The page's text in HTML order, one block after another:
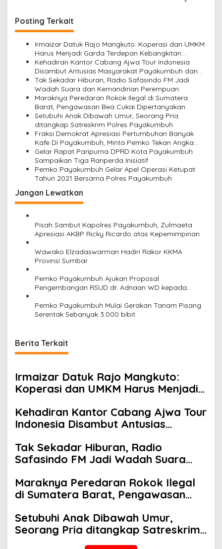
i
g
a
Posting Terkait
Irmaizar Datuk Rajo Mangkuto: Koperasi dan UMKM
Harus Menjadi Garda Terdepan Kebangkitan
Ekonomi Rakyat
Kehadiran Kantor Cabang Ajwa Tour Indonesia
Disambut Antusias Masyarakat Payakumbuh dan
Limapuluh Kota
Tak Sekadar Hiburan, Radio Safasindo FM Jadi
Wadah Suara dan Kemandirian Perempuan
Maraknya Peredaran Rokok Ilegal di Sumatera
Barat, Pengawasan Bea Cukai Dipertanyakan
Setubuhi Anak Dibawah Umur, Seorang Pria
ditangkap Satreskrim Polres Payakumbuh
Fraksi Demokrat Apresiasi Pertumbuhan Banyak
Kafe Di Payakumbuh, Minta Pemko Tekan Angka
Pengangguran
Gelar Rapat Paripurna DPRD Kota Payakumbuh
Sampaikan Tiga Ranperda Inisiatif
Pemko Payakumbuh Gelar Apel Operasi Ketupat
Tahun 2021 Bersama Polres Payakumbuh
Jangan Lewatkan
Pisah Sambut Kapolres Payakumbuh, Zulmaeta
Apresiasi AKBP Ricky Ricardo atas Kepemimpinan
Wawako Elzadaswarman Hadiri Rakor KKMA
Provinsi Sumbar
Pemko Payakumbuh Ajukan Proposal
Pengembangan RSUD dr. Adnaan WD kepada
Pemko Payakumbuh Mulai Gerakan Tanam Pisang
Serentak Sebanyak 3.000 bibit
Berita Terkait
Irmaizar Datuk Rajo Mangkuto:
Koperasi dan UMKM Harus Menjadi
Ekonomi Rakyat
Kehadiran Kantor Cabang Ajwa Tour
Indonesia Disambut Antusias
Limapuluh Kota
Tak Sekadar Hiburan, Radio
Safasindo FM Jadi Wadah Suara
Maraknya Peredaran Rokok Ilegal
di Sumatera Barat, Pengawasan
Setubuhi Anak Dibawah Umur,
Seorang Pria ditangkap Satreskrim
Polres Payakumbuh